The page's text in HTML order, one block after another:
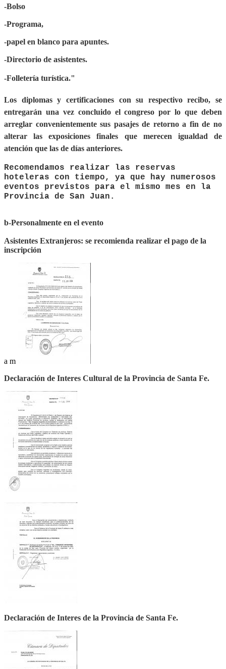
-Bolso
-Programa,
-papel en blanco para apuntes.
-Directorio de asistentes.
-Folletería turística."
Los diplomas y certificaciones con su respectivo recibo, se
entregarán una vez concluido el congreso por lo que deben
arreglar convenientemente sus pasajes de retorno a fin de no
alterar las exposiciones finales que merecen igualdad de
atención que las de días anteriores.
Recomendamos realizar las reservas
hoteleras con tiempo, ya que hay numerosos
eventos previstos para el mismo mes en la
Provincia de San Juan.
b-Personalmente en el evento
Asistentes Extranjeros: se recomienda realizar el pago de la
inscripción
a m
Declaración de Interes Cultural de la Provincia de Santa Fe.
Declaración de Interes de la Provincia de Santa Fe.